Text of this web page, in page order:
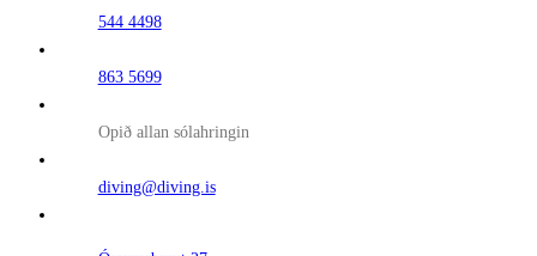
544 4498
863 5699
Opið allan sólahringin
diving@diving.is